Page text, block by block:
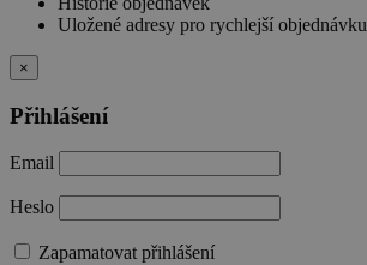
Uložené adresy pro rychlejší objednávku
×
Přihlášení
Email
Heslo
Zapamatovat přihlášení